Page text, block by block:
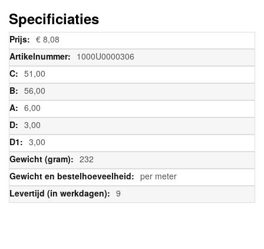
Specificiaties
Meer
informatie
€ 8,08
1000U0000306
51,00
56,00
6,00
3,00
3,00
232
per meter
9